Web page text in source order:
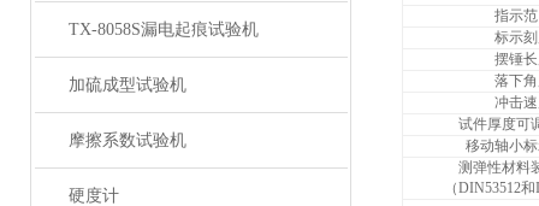
TX-8058S漏电起痕试验机
加硫成型试验机
摩擦系数试验机
硬度计
指示
标示
摆锤
落下
冲击
试件厚度可
移动轴小
测弹性材料
（DIN53512